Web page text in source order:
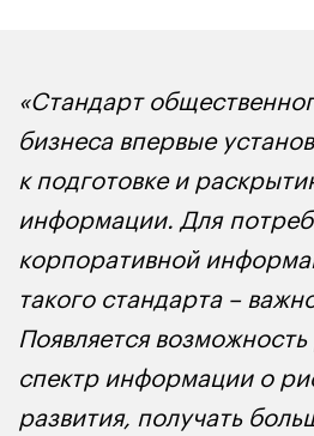
«Стандарт
бизнеса впервые
к подготовке и
информации. Для
корпоративной
такого стандарта –
Появляется
спектр информации о
развития, получать